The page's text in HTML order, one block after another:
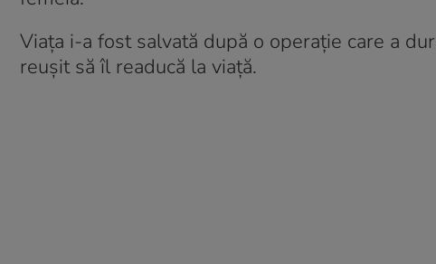
Viața i-a fost salvată după o operație care a
reușit să îl readucă la viață.